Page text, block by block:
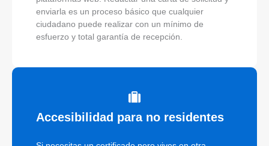
enviarla es un proceso básico que cualquier
ciudadano puede realizar con un mínimo de
esfuerzo y total garantía de recepción.
Accesibilidad para no residentes